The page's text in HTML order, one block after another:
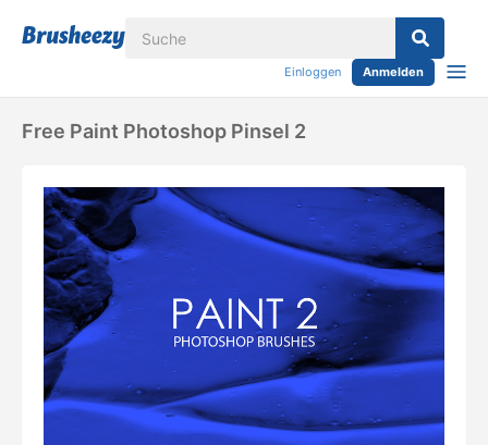
Einloggen Anmelden
Free Paint Photoshop Pinsel 2